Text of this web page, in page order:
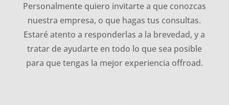
Personalmente quiero invitarte a que conozcas
nuestra empresa, o que hagas tus consultas.
Estaré atento a responderlas a la brevedad, y a
tratar de ayudarte en todo lo que sea posible
para que tengas la mejor experiencia offroad.